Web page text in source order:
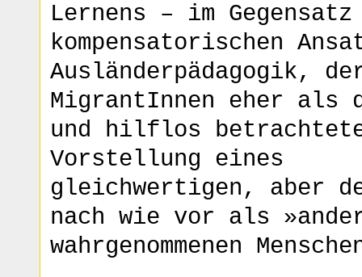
Lernens – im Gegensatz
kompensatorischen
Ausländerpädagogik,
MigrantInnen eher
und hilflos
Vorstellung eines
gleichwertigen, aber
nach wie vor als
wahrgenommenen